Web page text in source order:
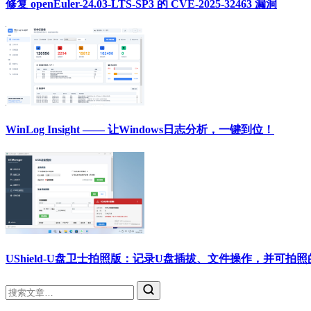
修复 openEuler-24.03-LTS-SP3 的 CVE-2025-32463 漏洞
WinLog Insight —— 让Windows日志分析，一键到位！
UShield-U盘卫士拍照版：记录U盘插拔、文件操作，并可拍照